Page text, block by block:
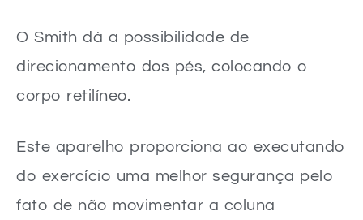
O Smith dá a possibilidade de
direcionamento dos pés, colocando o
corpo retilíneo.
Este aparelho proporciona ao executando
do exercício uma melhor segurança pelo
fato de não movimentar a coluna